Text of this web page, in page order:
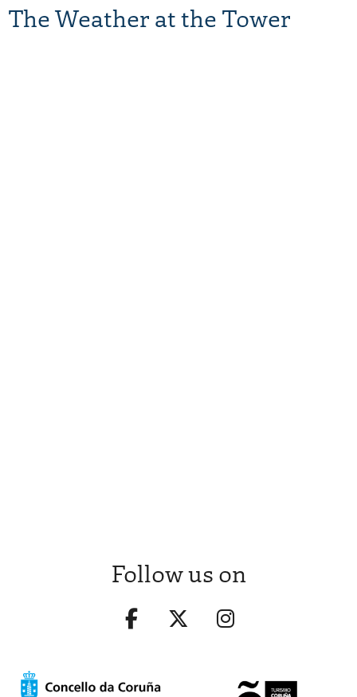
The Weather at the Tower
Follow us on